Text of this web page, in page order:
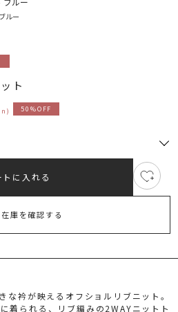
ブルー
ト
50%OFF
ポイント
PASSPORTポイント
トに入れる
庫を確認する
な衿が映えるオフショルリブニット。
着られる、リブ編みの2WAYニットト